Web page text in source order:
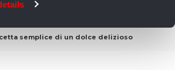
semplice di un dolce delizioso